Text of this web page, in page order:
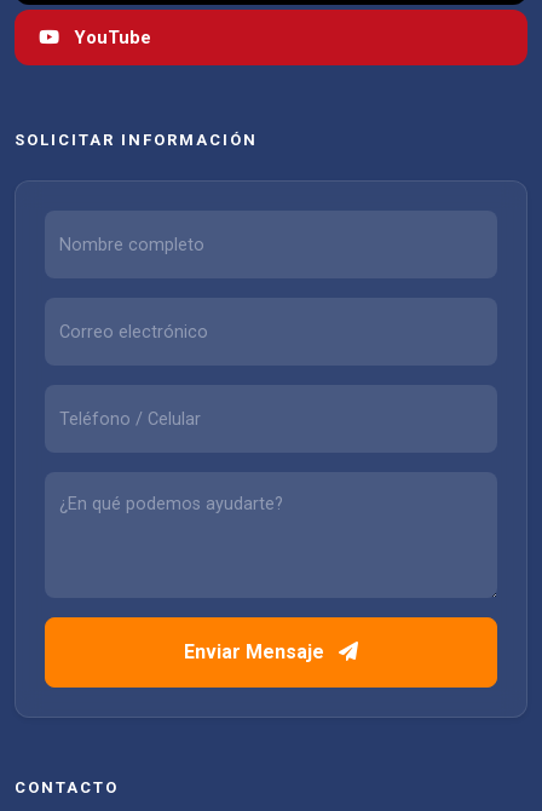
YouTube
SOLICITAR INFORMACIÓN
Enviar Mensaje
CONTACTO